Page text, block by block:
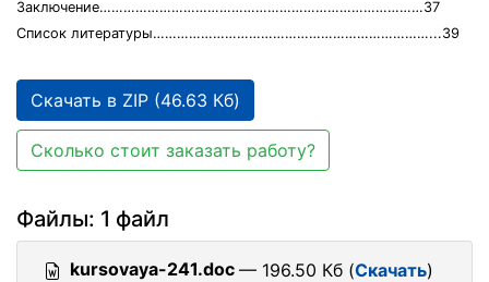
Заключение………………………………………………………………………37
Список литературы……………………………………………………………...39
Скачать в ZIP (46.63 Кб)
Сколько стоит заказать работу?
Файлы: 1 файл
kursovaya-241.doc — 196.50 Кб (Скачать)